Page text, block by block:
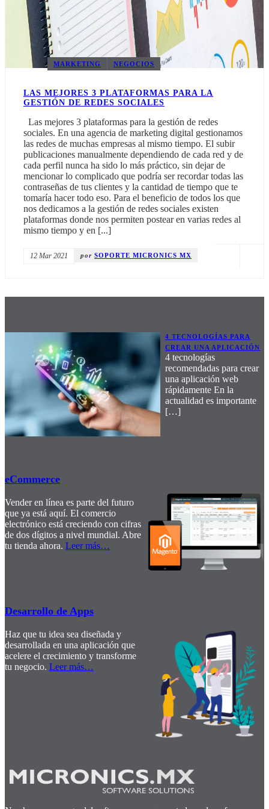
MARKETING DIGITAL
EXCEL-VBA
MARKETING NEGOCIOS
LAS MEJORES 3 PLATAFORMAS PARA LA
GESTIÓN DE REDES SOCIALES
Las mejores 3 plataformas para la gestión de redes
sociales. En una agencia de marketing digital gestionamos
las redes de muchas empresas al mismo tiempo. El subir
publicaciones manualmente dependiendo de cada red y de
cada perfil nunca ha sido lo más práctico, sin dejar de
mencionar lo complicado que podría ser recordar todas las
contraseñas de tus clientes y la cantidad de tiempo que te
tomaría hacer todo eso. Para el beneficio de todos los que
nos dedicamos a la gestión de redes sociales existen
plataformas donde nos permiten postear en varias redes al
mismo tiempo y en [...]
12 Mar 2021 por SOPORTE MICRONICS MX
4 TECNOLOGÍAS PARA
CREAR UNA APLICACIÓN
4 tecnologías
recomendadas para crear
una aplicación web
rápidamente En la
actualidad es importante
[…]
eCommerce
Vender en línea es parte del futuro
que ya está aquí. El comercio
electrónico está creciendo con cifras
de dos dígitos a nivel mundial. Abre
tu tienda ahora. Leer más…
Desarrollo de Apps
Haz que tu idea sea diseñada y
desarrollada en una aplicación que
acelere el crecimiento y transforme
tu negocio. Leer más…